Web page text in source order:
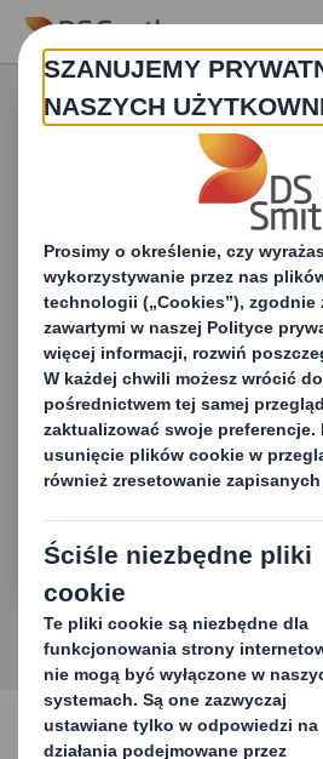
Skip to main content
rozwój
Nasz cyrkularny model
oparty jest na
rozwoju, a my
niskoemisyjnej,
gospodarce.